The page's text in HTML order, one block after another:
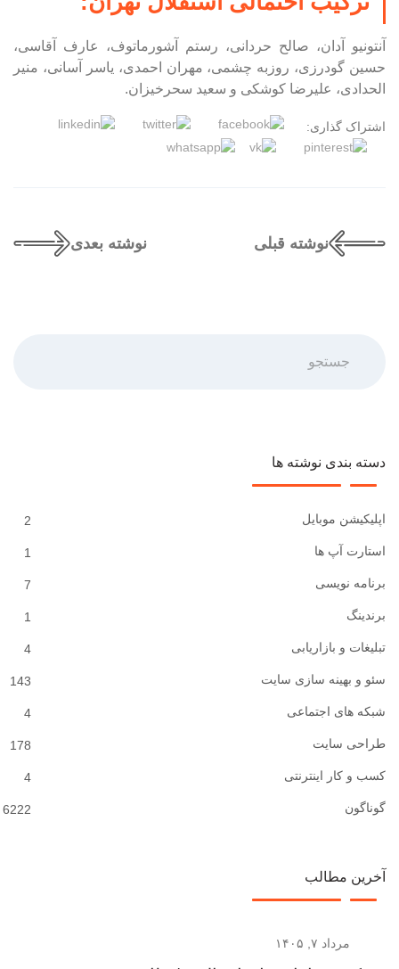
آنتونیو آدان، صالح حردانی، رستم آشورماتوف، عارف آقاسی،
حسین گودرزی، روزبه چشمی، مهران احمدی، یاسر آسانی، منیر
الحدادی، علیرضا کوشکی و سعید سحرخیزان.
اشتراک گذاری:
نوشته قبلی نوشته بعدی
دسته بندی نوشته ها
2 اپلیکیشن موبایل
1 استارت آپ ها
7 برنامه نویسی
1 برندینگ
4 تبلیغات و بازاریابی
143 سئو و بهینه سازی سایت
4 شبکه های اجتماعی
178 طراحی سایت
4 کسب و کار اینترنتی
6222 گوناگون
آخرین مطالب
مرداد ۷, ۱۴۰۵